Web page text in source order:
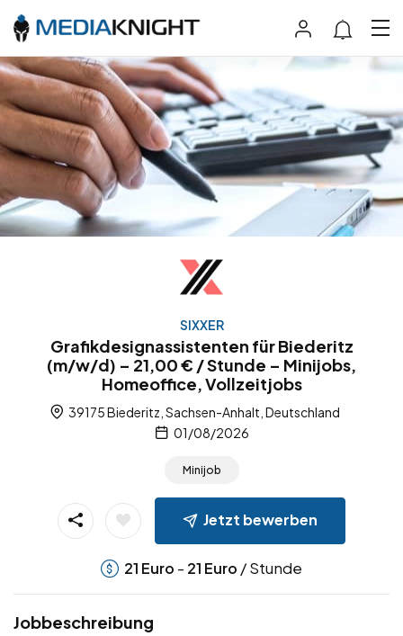
SIXXER
Grafikdesignassistenten für Biederitz
(m/w/d) – 21,00 € / Stunde – Minijobs,
Homeoffice, Vollzeitjobs
39175 Biederitz, Sachsen-Anhalt, Deutschland
01/08/2026
Minijob
Jetzt bewerben
21 Euro - 21 Euro / Stunde
Jobbeschreibung